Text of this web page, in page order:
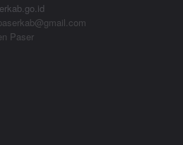
Paser